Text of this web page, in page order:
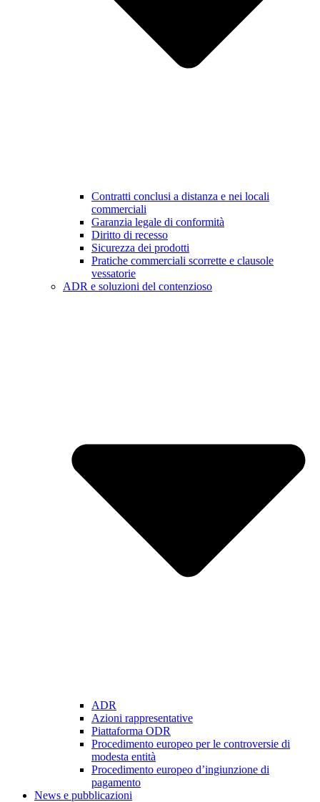
Contratti conclusi a distanza e nei locali
commerciali
Garanzia legale di conformità
Diritto di recesso
Sicurezza dei prodotti
Pratiche commerciali scorrette e clausole
vessatorie
ADR e soluzioni del contenzioso
ADR
Azioni rappresentative
Piattaforma ODR
Procedimento europeo per le controversie di
modesta entità
Procedimento europeo d’ingiunzione di
pagamento
News e pubblicazioni